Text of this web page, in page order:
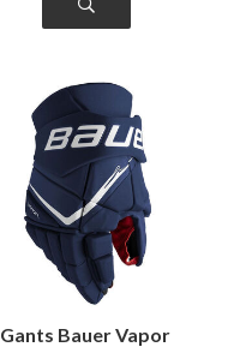
Gants Bauer Vapor